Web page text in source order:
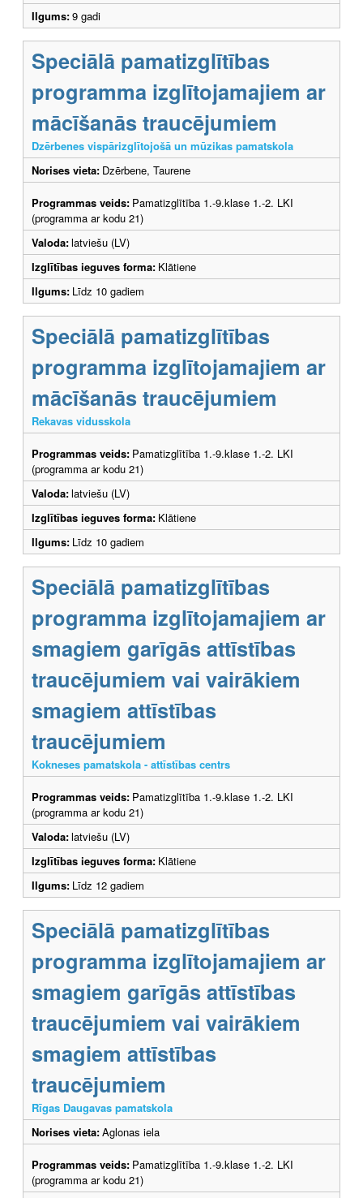
Ilgums:9 gadi
Speciālā pamatizglītības
programma izglītojamajiem ar
mācīšanās traucējumiem
Dzērbenes vispārizglītojošā un mūzikas pamatskola
Norises vieta: Dzērbene, Taurene
Programmas veids: Pamatizglītība 1.-9.klase 1.-2. LKI
(programma ar kodu 21)
Valoda:latviešu (LV)
Izglītības ieguves forma: Klātiene
Ilgums: Līdz 10 gadiem
Speciālā pamatizglītības
programma izglītojamajiem ar
mācīšanās traucējumiem
Rekavas vidusskola
Programmas veids: Pamatizglītība 1.-9.klase 1.-2. LKI
(programma ar kodu 21)
Valoda:latviešu (LV)
Izglītības ieguves forma: Klātiene
Ilgums: Līdz 10 gadiem
Speciālā pamatizglītības
programma izglītojamajiem ar
smagiem garīgās attīstības
traucējumiem vai vairākiem
smagiem attīstības
traucējumiem
Kokneses pamatskola - attīstības centrs
Programmas veids: Pamatizglītība 1.-9.klase 1.-2. LKI
(programma ar kodu 21)
Valoda:latviešu (LV)
Izglītības ieguves forma: Klātiene
Ilgums: Līdz 12 gadiem
Speciālā pamatizglītības
programma izglītojamajiem ar
smagiem garīgās attīstības
traucējumiem vai vairākiem
smagiem attīstības
traucējumiem
Rīgas Daugavas pamatskola
Norises vieta:Aglonas iela
Programmas veids: Pamatizglītība 1.-9.klase 1.-2. LKI
(programma ar kodu 21)